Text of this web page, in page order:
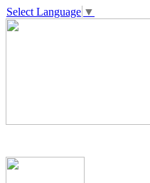
Select Language ▼